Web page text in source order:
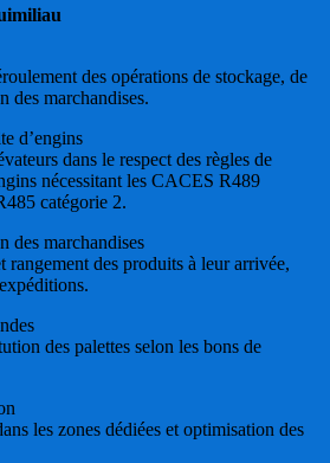
des opérations de stockage, de
des marchandises.
d’engins
dans le respect des règles de
nécessitant les CACES R489
catégorie 2.
des marchandises
rangement des produits à leur arrivée,
des palettes selon les bons de
les zones dédiées et optimisation des